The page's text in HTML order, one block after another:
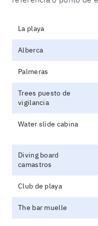
La playa
Alberca
Palmeras
Trees puesto de
vigilancia
Water slide cabina
Diving board
camastros
Club de playa
The bar muelle